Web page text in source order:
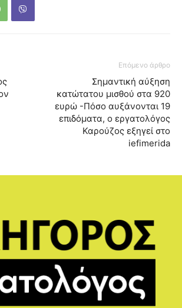
Επόμενο άρθρο
Σημαντική αύξηση
κατώτατου μισθού στα 920
ευρώ -Πόσο αυξάνονται 19
επιδόματα, ο εργατολόγος
Καρούζος εξηγεί στο
iefimerida